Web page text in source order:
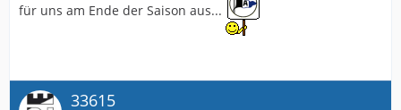
für uns am Ende der Saison aus...
33615